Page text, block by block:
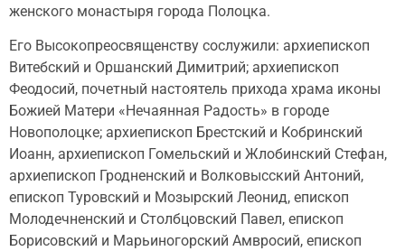
женского монастыря города Полоцка.
Его Высокопреосвященству сослужили: архиепископ
Витебский и Оршанский Димитрий; архиепископ
Феодосий, почетный настоятель прихода храма иконы
Божией Матери «Нечаянная Радость» в городе
Новополоцке; архиепископ Брестский и Кобринский
Иоанн, архиепископ Гомельский и Жлобинский Стефан,
архиепископ Гродненский и Волковысский Антоний,
епископ Туровский и Мозырский Леонид, епископ
Молодечненский и Столбцовский Павел, епископ
Борисовский и Марьиногорский Амвросий, епископ